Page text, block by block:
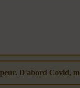
D'abord Covid,